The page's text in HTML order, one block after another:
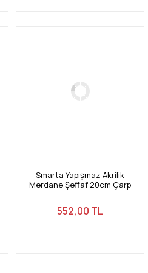
Smarta Yapışmaz Akrilik
Merdane Şeffaf 20cm Çarp
552,00 TL